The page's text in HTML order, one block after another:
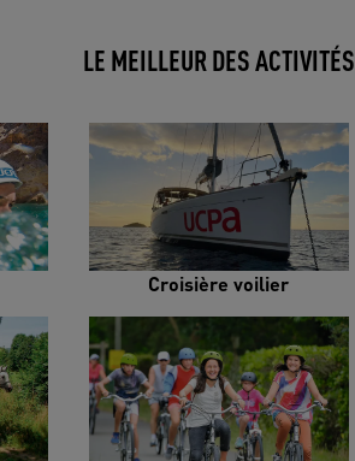
LE MEILLEUR DES ACTIVITÉS
Croisière voilier